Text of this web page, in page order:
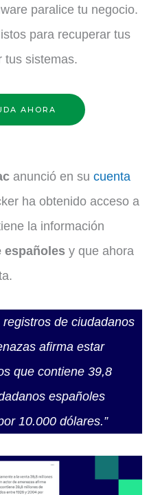
paralice tu negocio.
para recuperar tus
tus sistemas.
AHORA
anunció en su cuenta
ha obtenido acceso a
la información
españoles y que ahora
de ciudadanos
afirma estar
que contiene 39,8
españoles
10.000 dólares.”